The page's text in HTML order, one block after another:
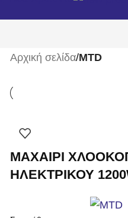
Αρχική σελίδα/MTD
ΜΑΧΑΙΡΙ
ΗΛΕΚΤΡΙΚΟΥ